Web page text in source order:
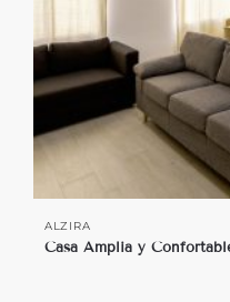
ALZIRA
Casa Amplia y